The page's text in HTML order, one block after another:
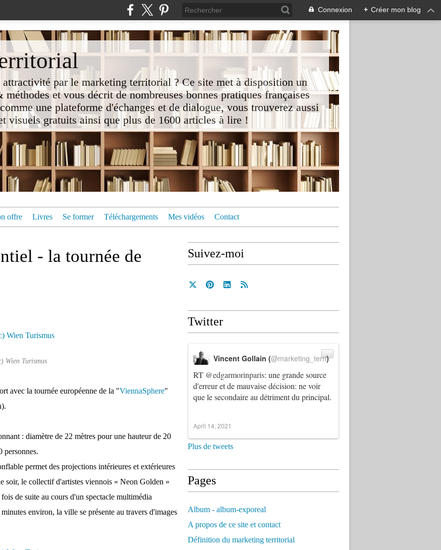
Connexion + Créer mon blog
attractivité par le marketing territorial ? Ce site met à disposition un
méthodes et vous décrit de nombreuses bonnes pratiques françaises
une plateforme d'échanges et de dialogue, vous trouverez aussi
visuels gratuits ainsi que plus de 1600 articles à lire !
offre Livres Se former Téléchargements Mes vidéos Contact
- la tournée de
Wien Turismus
avec la tournée européenne de la "ViennaSphere"
: diamètre de 22 mètres pour une hauteur de 20
personnes.
permet des projections intérieures et extérieures
soir, le collectif d'artistes viennois « Neon Golden »
de suite au cours d'un spectacle multimédia
environ, la ville se présente au travers d'images
Suivez-moi
Twitter
RT @edgarmorinparis: une grande source
d'erreur et de mauvaise décision: ne voir
que le secondaire au détriment du principal.
Vincent Gollain (@marketing_terri)
April 14, 2021
Plus de tweets
Pages
Album - album-exporeal
A propos de ce site et contact
Définition du marketing territorial